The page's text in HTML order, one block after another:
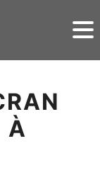
À